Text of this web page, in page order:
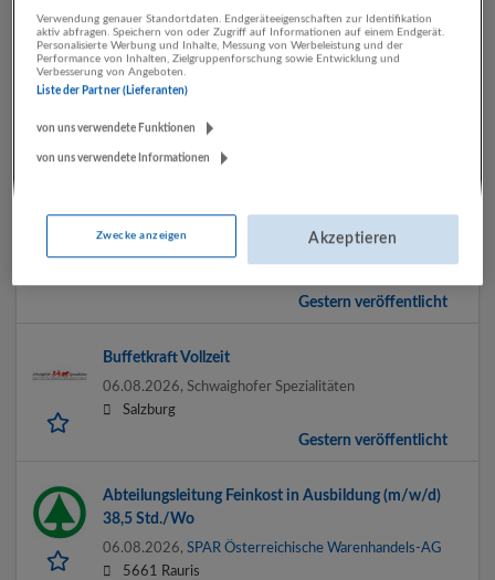
Flexibler Nebenjob mit attraktivem Verdienst und
flexiblen Zeiten ab sofort.
06.08.2026,Morgengold Frühstücksdienste Salzburg
zuverlässige Personen willkommen!
Morgengold Frühstücksdienste Salzburg
Gestern veröffentlicht
Buffetkraft Vollzeit
06.08.2026, Schwaighofer Spezialitäten
Salzburg
Gestern veröffentlicht
Abteilungsleitung Feinkost in Ausbildung (m/w/d)
38,5 Std./Wo
06.08.2026, SPAR Österreichische Warenhandels-AG
5661 Rauris
Verwendung genauer Standortdaten. Endgeräteeigenschaften zur Identifikation
aktiv abfragen. Speichern von oder Zugriff auf Informationen auf einem Endgerät.
Personalisierte Werbung und Inhalte, Messung von Werbeleistung und der
Performance von Inhalten, Zielgruppenforschung sowie Entwicklung und
Verbesserung von Angeboten.
Liste der Partner (Lieferanten)
von uns verwendete Funktionen
von uns verwendete Informationen
Zwecke anzeigen Akzeptieren